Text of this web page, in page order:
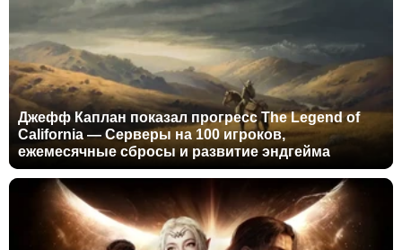
Джефф Каплан показал прогресс The Legend of
California — Серверы на 100 игроков,
ежемесячные сбросы и развитие эндгейма